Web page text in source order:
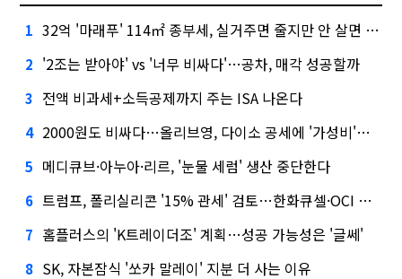
1 32억 '마래푸' 114㎡ 종부세, 실거주면 줄지만 안 살면 2.5배
2 '2조는 받아야' vs '너무 비싸다'…공차, 매각 성공할까
3 전액 비과세+소득공제까지 주는 ISA 나온다
4 2000원도 비싸다…올리브영, 다이소 공세에 '가성비'로 맞불
5 메디큐브·아누아·리르, '눈물 세럼' 생산 중단한다
6 트럼프, 폴리실리콘 '15% 관세' 검토…한화큐셀·OCI 영향은?
7 홈플러스의 'K트레이더조' 계획…성공 가능성은 '글쎄'
8 SK, 자본잠식 '쏘카 말레이' 지분 더 사는 이유